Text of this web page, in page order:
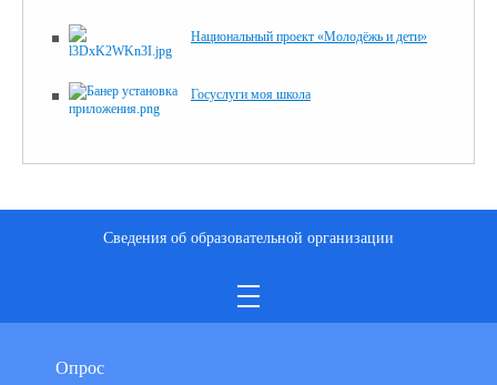
Национальный проект «Молодёжь и дети»
Госуслуги моя школа
Сведения об образовательной организации
Опрос